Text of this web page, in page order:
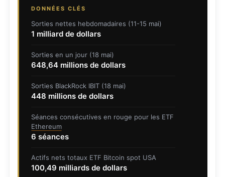
DONNÉES CLÉS
Sorties nettes hebdomadaires (11-15 mai)
1 milliard de dollars
Sorties en un jour (18 mai)
648,64 millions de dollars
Sorties BlackRock IBIT (18 mai)
448 millions de dollars
Séances consécutives en rouge pour les ETF
Ethereum
6 séances
Actifs nets totaux ETF Bitcoin spot USA
100,49 milliards de dollars